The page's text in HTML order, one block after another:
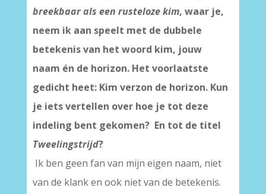
breekbaar als een rusteloze kim, waar je,
neem ik aan speelt met de dubbele
betekenis van het woord kim, jouw
naam én de horizon. Het voorlaatste
gedicht heet: Kim verzon de horizon. Kun
je iets vertellen over hoe je tot deze
indeling bent gekomen? En tot de titel
Tweelingstrijd?
Ik ben geen fan van mijn eigen naam, niet
van de klank en ook niet van de betekenis.